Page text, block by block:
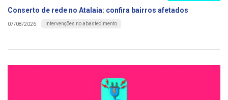
Conserto de rede no Atalaia: confira bairros afetados
07/08/2026 Intervenções no abastecimento